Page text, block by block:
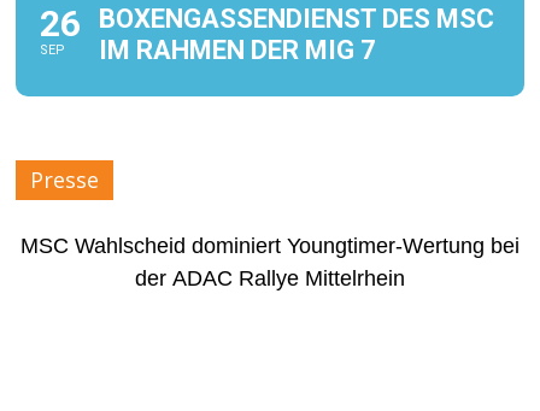
26
SEP
BOXENGASSENDIENST DES MSC
IM RAHMEN DER MIG 7
Presse
MSC Wahlscheid dominiert Youngtimer-Wertung bei
der ADAC Rallye Mittelrhein